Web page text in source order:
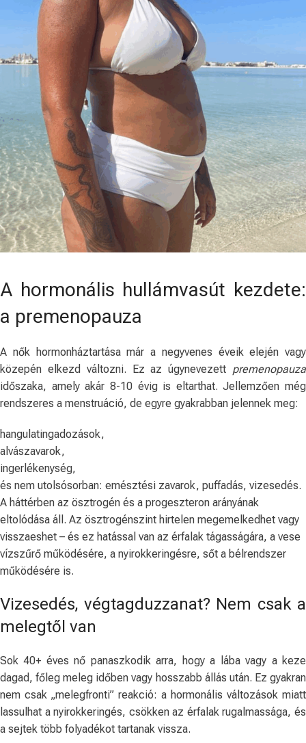
A hormonális hullámvasút kezdete:
a premenopauza
A nők hormonháztartása már a negyvenes éveik elején vagy
közepén elkezd változni. Ez az úgynevezett premenopauza
időszaka, amely akár 8-10 évig is eltarthat. Jellemzően még
rendszeres a menstruáció, de egyre gyakrabban jelennek meg:
hangulatingadozások,
alvászavarok,
ingerlékenység,
és nem utolsósorban: emésztési zavarok, puffadás, vizesedés.
A háttérben az ösztrogén és a progeszteron arányának
eltolódása áll. Az ösztrogénszint hirtelen megemelkedhet vagy
visszaeshet – és ez hatással van az érfalak tágasságára, a vese
vízszűrő működésére, a nyirokkeringésre, sőt a bélrendszer
működésére is.
Vizesedés, végtagduzzanat? Nem csak a
melegtől van
Sok 40+ éves nő panaszkodik arra, hogy a lába vagy a keze
dagad, főleg meleg időben vagy hosszabb állás után. Ez gyakran
nem csak „melegfronti” reakció: a hormonális változások miatt
lassulhat a nyirokkeringés, csökken az érfalak rugalmassága, és
a sejtek több folyadékot tartanak vissza.